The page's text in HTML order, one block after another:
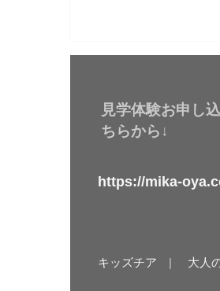
見学体験お申し
ちらから↓
https://mika-
キッズチア 大人